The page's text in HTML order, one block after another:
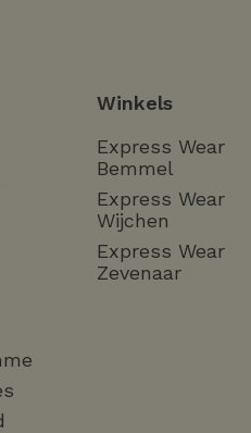
Winkels
Express Wear
Bemmel
Express Wear
Wijchen
Express Wear
Zevenaar